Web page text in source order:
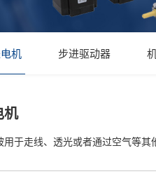
机 步进驱动器
机
于走线、透光或者通过空气等